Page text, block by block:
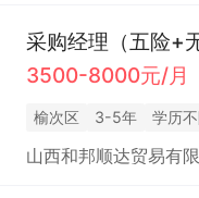
采购经理（五险+
3500-8000元/月
榆次区 3-5年 学历
山西和邦顺达贸易有